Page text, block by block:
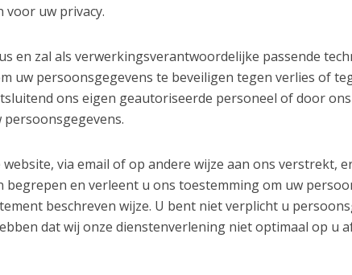
voor uw privacy.
en zal als verwerkingsverantwoordelijke passende
uw persoonsgegevens te beveiligen tegen verlies of
ons eigen geautoriseerde personeel of door
via email of op andere wijze aan ons verstrekt,
begrepen en verleent u ons toestemming om uw
beschreven wijze. U bent niet verplicht u
dat wij onze dienstenverlening niet optimaal op u